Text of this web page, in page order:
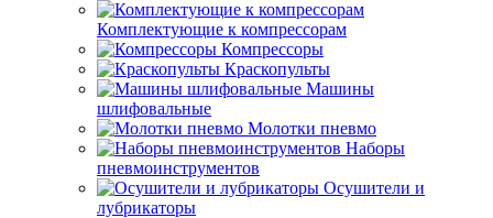
Комплектующие к компрессорам
Компрессоры
Краскопульты
Машины
шлифовальные
Молотки пневмо
Наборы
пневмоинструментов
Осушители и
лубрикаторы